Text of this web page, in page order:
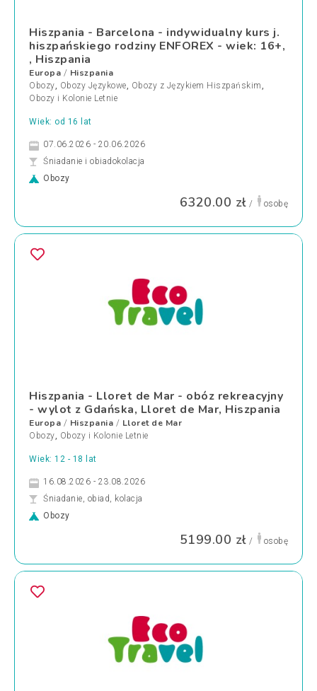
Hiszpania - Barcelona - indywidualny kurs j.
hiszpańskiego rodziny ENFOREX - wiek: 16+,
, Hiszpania
Europa / Hiszpania
Obozy, Obozy Językowe, Obozy z Językiem Hiszpańskim ,
Obozy i Kolonie Letnie
Wiek: od 16 lat
07.06.2026 - 20.06.2026
Śniadanie i obiadokolacja
Obozy
6320.00 zł / osobę
Hiszpania - Lloret de Mar - obóz rekreacyjny
- wylot z Gdańska, Lloret de Mar, Hiszpania
Europa / Hiszpania / Lloret de Mar
Obozy, Obozy i Kolonie Letnie
Wiek: 12 - 18 lat
16.08.2026 - 23.08.2026
Śniadanie, obiad, kolacja
Obozy
5199.00 zł / osobę